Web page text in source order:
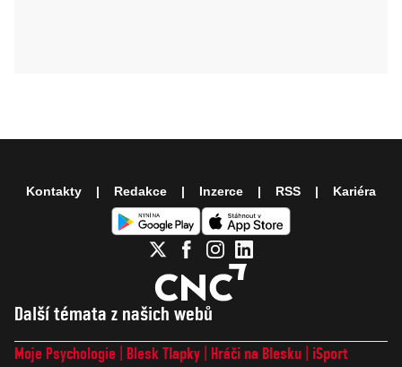
Další témata z našich webů
Moje Psychologie Blesk Tlapky Hráči na Blesku
iSport
Kontakty Redakce Inzerce RSS Kariéra